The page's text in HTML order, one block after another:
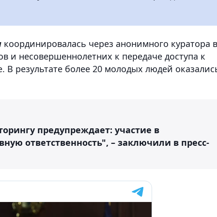
координировалась через анонимного куратора в
и несовершеннолетних к передаче доступа к
В результате более 20 молодых людей
предупреждает: участие в
ответственность", – заключили в пресс-